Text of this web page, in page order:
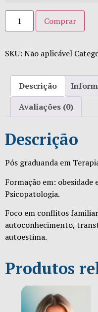
Comprar
SKU: Não aplicável
Descrição
Avaliações (0)
Descrição
Pós graduanda em
Formação em: obesidade
Psicopatologia.
Foco em conflitos
autoconhecimento,
autoestima.
Produtos